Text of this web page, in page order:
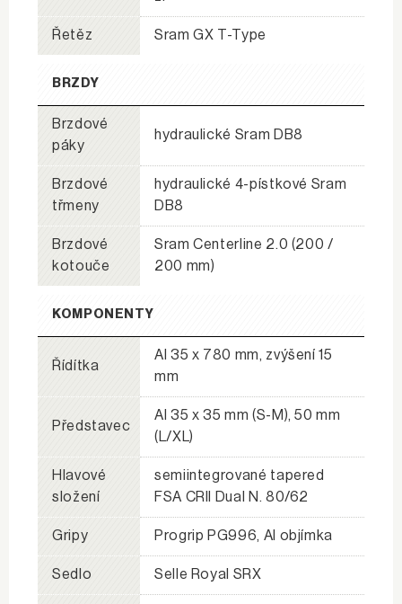
Řetěz Sram GX T-Type
BRZDY
Brzdové
páky
hydraulické Sram DB8
Brzdové
třmeny
hydraulické 4-pístkové Sram
DB8
Brzdové
kotouče
Sram Centerline 2.0 (200 /
200 mm)
KOMPONENTY
Řídítka
Al 35 x 780 mm, zvýšení 15
mm
Představec
Al 35 x 35 mm (S-M), 50 mm
(L/XL)
Hlavové
složení
semiintegrované tapered
FSA CRII Dual N. 80/62
Gripy Progrip PG996, Al objímka
Sedlo Selle Royal SRX